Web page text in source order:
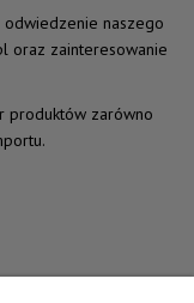
odwiedzenie naszego
oraz zainteresowanie
produktów zarówno